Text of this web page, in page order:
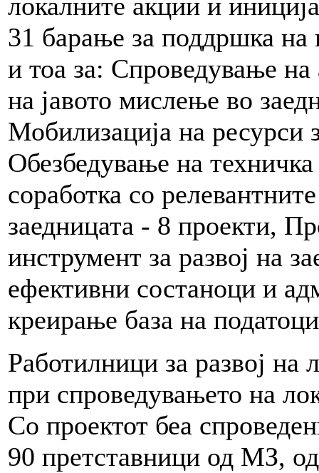
31 барање за поддршка на
и тоа за: Спроведување на
на јавото мислење во
Мобилизација на ресурси
Обезбедување на
соработка со
заедницата - 8 проекти,
инструмент за развој на
ефективни состаноци и
креирање база на
Работилници за развој
при спроведувањето на
Со проектот беа
90 претставници од МЗ,